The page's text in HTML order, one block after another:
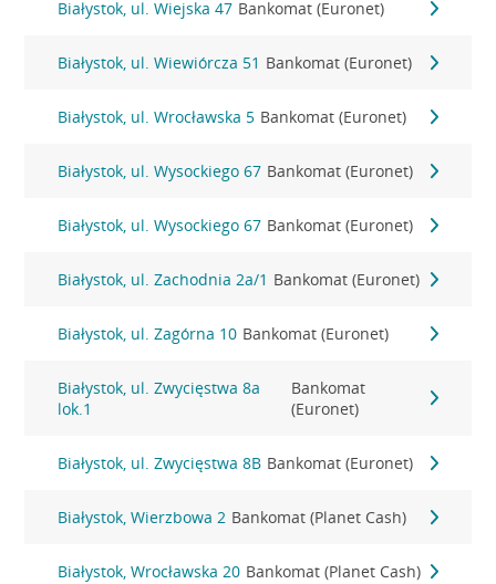
Białystok, ul. Wiejska 47 Bankomat (Euronet)
Białystok, ul. Wiewiórcza 51 Bankomat (Euronet)
Białystok, ul. Wrocławska 5 Bankomat (Euronet)
Białystok, ul. Wysockiego 67 Bankomat (Euronet)
Białystok, ul. Wysockiego 67 Bankomat (Euronet)
Białystok, ul. Zachodnia 2a/1 Bankomat (Euronet)
Białystok, ul. Zagórna 10 Bankomat (Euronet)
Białystok, ul. Zwycięstwa 8a
lok.1
Bankomat
(Euronet)
Białystok, ul. Zwycięstwa 8B Bankomat (Euronet)
Białystok, Wierzbowa 2 Bankomat (Planet Cash)
Białystok, Wrocławska 20 Bankomat (Planet Cash)